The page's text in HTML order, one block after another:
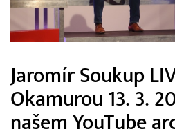
Jaromír Soukup
Okamurou 13. 3.
našem YouTube